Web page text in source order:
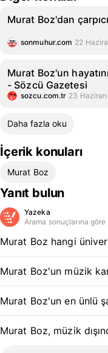
Murat Boz'dan
sonmuhur.com 22
Murat Boz'un
- Sözcü Gazetesi
sozcu.com.tr 23 Haziran
Daha fazla oku
İçerik konuları
Murat Boz
Yanıt bulun
Yazeka
Arama sonuçlarına
Murat Boz hangi
Murat Boz'un müzik
Murat Boz'un en ünlü
Murat Boz, müzik